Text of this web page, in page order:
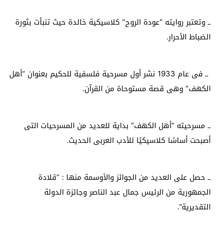
ــ وتعتبر روايته “عودة الروح” كلاسيكية خالدة حيث تنبأت بثورة
الضباط الأحرار.
ــ فى عام 1933 نشر أول مسرحية فلسفية للحكيم بعنوان “أهل
الكهف” وهى قصة مستوحاة من القرآن.
ــ مسرحيته “أهل الكهف” بداية للعديد من المسرحيات التى
أصبحت أساسًا كلاسيكيًا للأدب العربى الحديث.
ــ حصل على العديد من الجوائز والأوسمة منها : “قلادة
الجمهورية من الرئيس جمال عبد الناصر وجائزة الدولة
التقديرية”.